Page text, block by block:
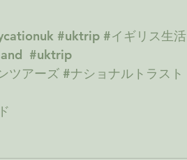
#uktrip #イギリス生活
#uktrip
ツアーズ #ナショナルトラスト